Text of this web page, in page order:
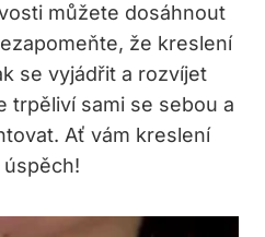
můžete dosáhnout
že kreslení
se vyjádřit a rozvíjet
trpěliví sami se sebou a
Ať vám kreslení